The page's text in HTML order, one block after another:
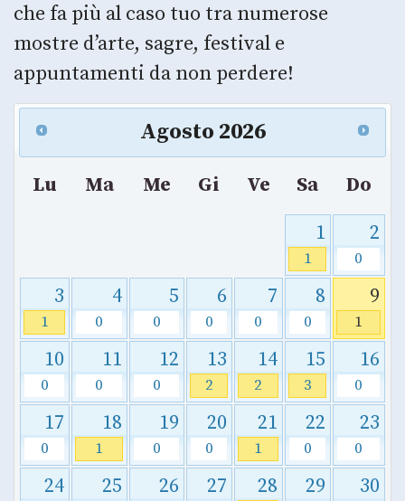
che fa più al caso tuo tra numerose
mostre d’arte, sagre, festival e
appuntamenti da non perdere!
Agosto 2026
Lu Ma Me Gi Ve Sa
Do
1
1
2
0
3
1
4
0
5
0
6
0
7
0
8
0
9
1
10
0
11
0
12
0
13
2
14
2
15
3
16
0
17
0
18
1
19
0
20
0
21
1
22
0
23
0
24 25 26 27 28 29 30